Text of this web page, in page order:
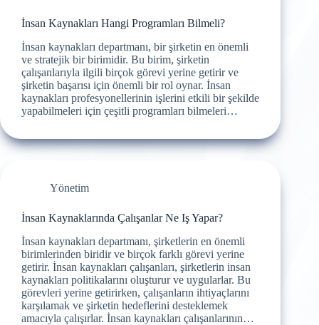
İnsan Kaynakları Hangi Programları Bilmeli?
İnsan kaynakları departmanı, bir şirketin en önemli
ve stratejik bir birimidir. Bu birim, şirketin
çalışanlarıyla ilgili birçok görevi yerine getirir ve
şirketin başarısı için önemli bir rol oynar. İnsan
kaynakları profesyonellerinin işlerini etkili bir şekilde
yapabilmeleri için çeşitli programları bilmeleri…
Yönetim
İnsan Kaynaklarında Çalışanlar Ne Iş Yapar?
İnsan kaynakları departmanı, şirketlerin en önemli
birimlerinden biridir ve birçok farklı görevi yerine
getirir. İnsan kaynakları çalışanları, şirketlerin insan
kaynakları politikalarını oluşturur ve uygularlar. Bu
görevleri yerine getirirken, çalışanların ihtiyaçlarını
karşılamak ve şirketin hedeflerini desteklemek
amacıyla çalışırlar. İnsan kaynakları çalışanlarının…